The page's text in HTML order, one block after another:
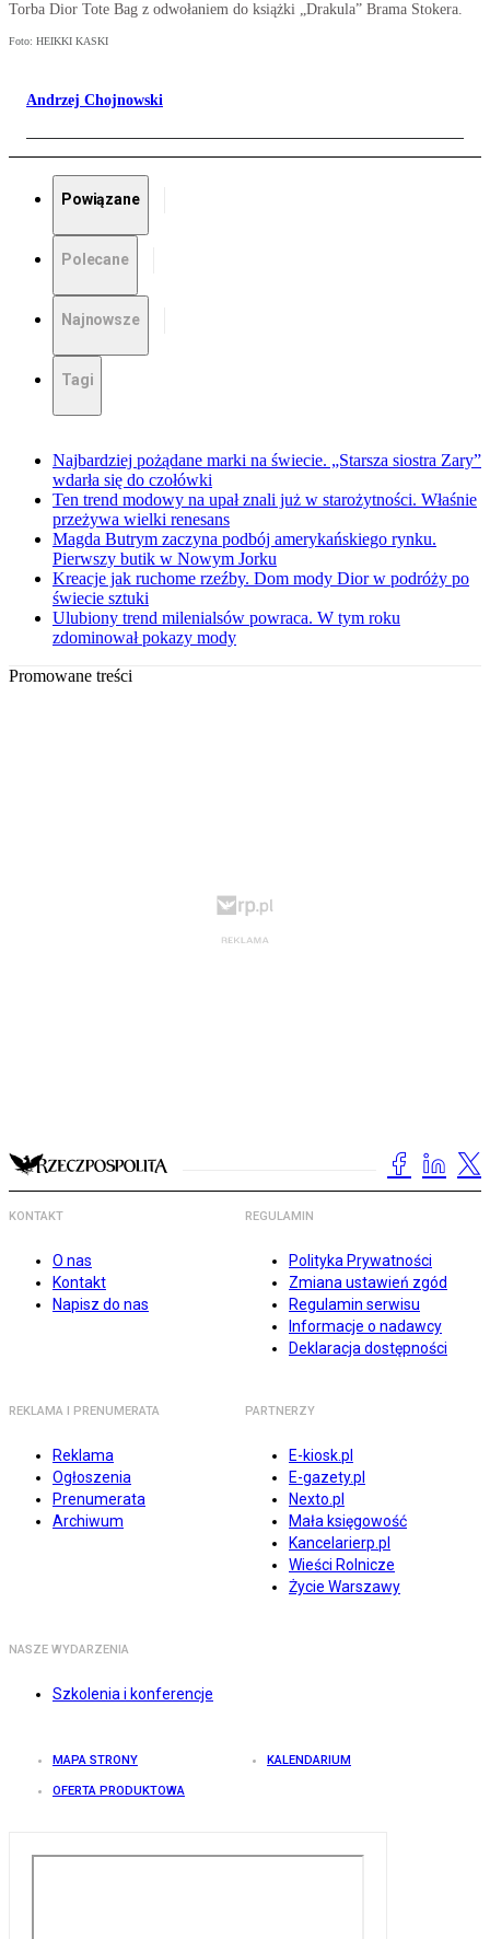
Torba Dior Tote Bag z odwołaniem do książki „Drakula” Brama Stokera.
Foto: HEIKKI KASKI
Andrzej Chojnowski
Powiązane
Polecane
Najnowsze
Tagi
Najbardziej pożądane marki na świecie. „Starsza siostra Zary”
wdarła się do czołówki
Ten trend modowy na upał znali już w starożytności. Właśnie
przeżywa wielki renesans
Magda Butrym zaczyna podbój amerykańskiego rynku.
Pierwszy butik w Nowym Jorku
Kreacje jak ruchome rzeźby. Dom mody Dior w podróży po
świecie sztuki
Ulubiony trend milenialsów powraca. W tym roku
zdominował pokazy mody
Promowane treści
KONTAKT
O nas
Kontakt
Napisz do nas
REGULAMIN
Polityka Prywatności
Zmiana ustawień zgód
Regulamin serwisu
Informacje o nadawcy
Deklaracja dostępności
REKLAMA I PRENUMERATA
Reklama
Ogłoszenia
Prenumerata
Archiwum
PARTNERZY
E-kiosk.pl
E-gazety.pl
Nexto.pl
Mała księgowość
Kancelarierp.pl
Wieści Rolnicze
Życie Warszawy
NASZE WYDARZENIA
Szkolenia i konferencje
MAPA STRONY KALENDARIUM
OFERTA PRODUKTOWA